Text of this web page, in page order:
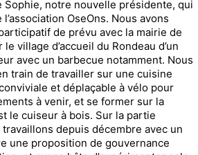
notre nouvelle présidente, qui
OseOns. Nous avons
de prévu avec la mairie de
village d’accueil du Rondeau d’un
avec un barbecue notamment. Nous
train de travailler sur une cuisine
et déplaçable à vélo pour
à venir, et se former sur la
le cuiseur à bois. Sur la partie
depuis décembre avec un
une proposition de gouvernance